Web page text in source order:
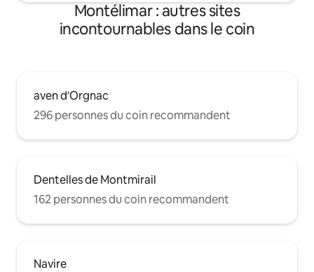
Montélimar : autres sites
incontournables dans le coin
aven d'Orgnac
296 personnes du coin recommandent
Dentelles de Montmirail
162 personnes du coin recommandent
Navire